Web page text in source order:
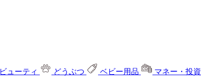
ビューティ どうぶつ ベビー用品 マネー・投資